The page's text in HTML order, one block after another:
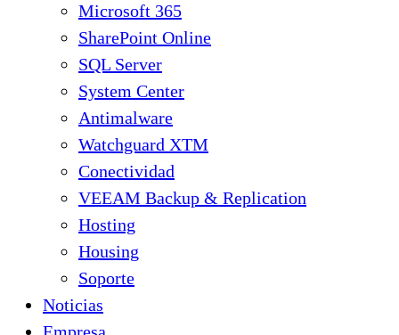
Microsoft 365
SharePoint Online
SQL Server
System Center
Antimalware
Watchguard XTM
Conectividad
VEEAM Backup & Replication
Hosting
Housing
Soporte
Noticias